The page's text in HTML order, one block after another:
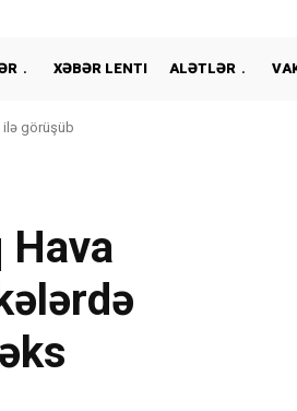
XƏBƏR LENTI ALƏTLƏR
ilə görüşüb
Hava